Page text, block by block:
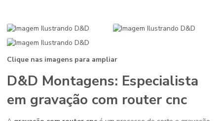
Clique nas imagens para ampliar
D&D Montagens: Especialista
em gravação com router cnc